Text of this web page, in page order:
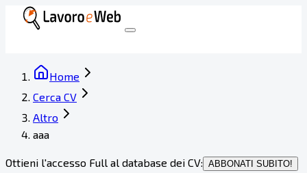
Home
Cerca CV
Altro
aaa
Ottieni l'accesso Full al database dei CV: ABBONATI SUBITO!